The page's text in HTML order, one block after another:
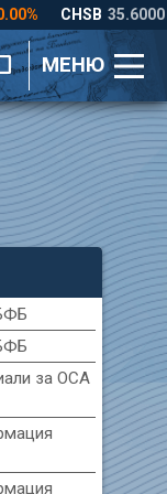
МЕНЮ
за ОСА